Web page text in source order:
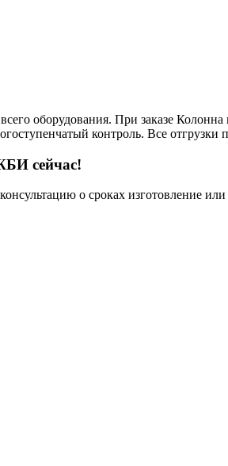
оборудования. При заказе
контроль. Все
сейчас!
о сроках изготовление